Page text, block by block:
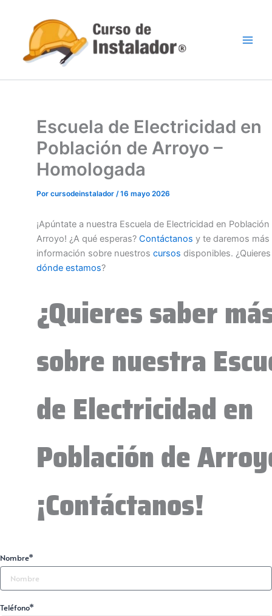
contenido
Escuela de Electricidad en
Población de Arroyo –
Homologada
Por cursodeinstalador /16 mayo 2026
¡Apúntate a nuestra Escuela de Electricidad en Población
Arroyo! ¿A qué esperas? Contáctanos y te daremos más
información sobre nuestros cursos disponibles.
dónde estamos?
¿Quieres saber
sobre nuestra
de Electricidad en
Población de
¡Contáctanos!
Nombre*
Teléfono*